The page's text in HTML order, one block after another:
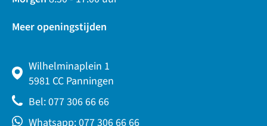
Meer openingstijden
Wilhelminaplein 1
5981 CC Panningen
Bel: 077 306 66 66
Whatsapp: 077 306 66 66